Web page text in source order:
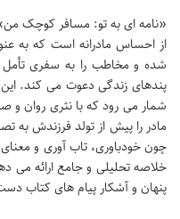
«نامه ای به تو: مسافر کوچک من»
از احساس مادرانه است که به
شده و مخاطب را به سفری تأمل
پندهای زندگی دعوت می کند.
شمار می رود که با نثری روان و
مادر را پیش از تولد فرزندش
چون خودباوری، تاب آوری و
خلاصه تحلیلی و جامع ارائه می
پنهان و آشکار پیام های کتاب